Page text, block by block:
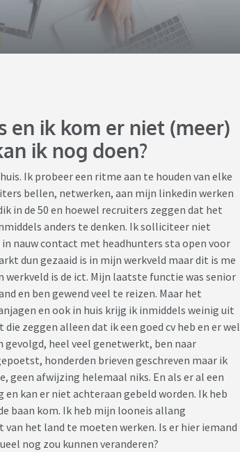
en ik kom er niet (meer)
ik nog doen?
Ik probeer een ritme aan te houden van elke
bellen, netwerken, aan mijn linkedin werken
in de 50 en hoewel recruiters zeggen dat het
anders te denken. Ik solliciteer niet
nauw contact met headhunters sta open voor
dun gezaaid is in mijn werkveld maar dit is me
is de ict. Mijn laatste functie was senior
en ben gewend veel te reizen. Maar het
en ook in huis krijg ik inmiddels weinig uit
zeggen alleen dat ik een goed cv heb en er wel
gevolgd, heel veel genetwerkt, ben naar
honderden brieven geschreven maar ik
geen afwijzing helemaal niks. En als er al een
kan er niet achteraan gebeld worden. Ik heb
baan kom. Ik heb mijn looneis allang
het land te moeten werken. Is er hier iemand
nog zou kunnen veranderen?